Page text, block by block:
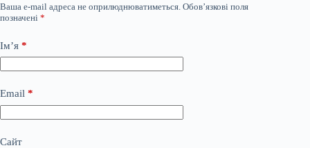
Ваша e-mail адреса не оприлюднюватиметься. Обов’язкові поля
позначені *
Ім’я *
Email *
Сайт